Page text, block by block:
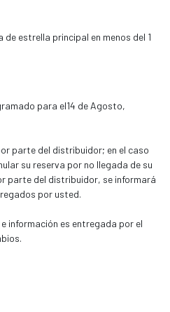
estrella principal en menos del 1
para el14 de Agosto,
parte del distribuidor; en el caso
su reserva por no llegada de su
parte del distribuidor, se informará
por usted.
información es entregada por el